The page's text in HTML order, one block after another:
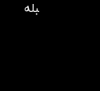
​بلبله​​​​​​​بله